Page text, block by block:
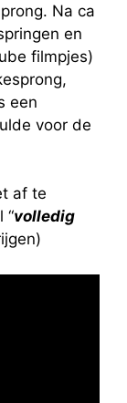
Na ca
en
filmpjes)
een
voor de
af te
“volledig